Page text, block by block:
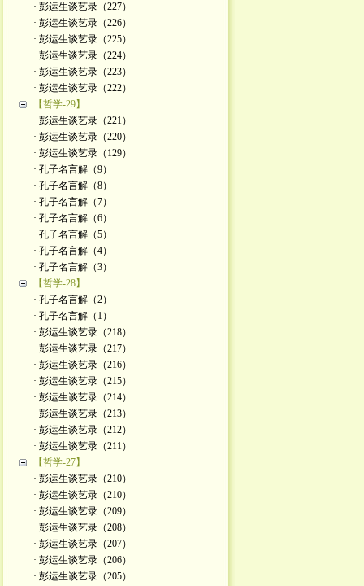
· 彭运生谈艺录（227）
· 彭运生谈艺录（226）
· 彭运生谈艺录（225）
· 彭运生谈艺录（224）
· 彭运生谈艺录（223）
· 彭运生谈艺录（222）
【哲学-29】
· 彭运生谈艺录（221）
· 彭运生谈艺录（220）
· 彭运生谈艺录（129）
· 孔子名言解（9）
· 孔子名言解（8）
· 孔子名言解（7）
· 孔子名言解（6）
· 孔子名言解（5）
· 孔子名言解（4）
· 孔子名言解（3）
【哲学-28】
· 孔子名言解（2）
· 孔子名言解（1）
· 彭运生谈艺录（218）
· 彭运生谈艺录（217）
· 彭运生谈艺录（216）
· 彭运生谈艺录（215）
· 彭运生谈艺录（214）
· 彭运生谈艺录（213）
· 彭运生谈艺录（212）
· 彭运生谈艺录（211）
【哲学-27】
· 彭运生谈艺录（210）
· 彭运生谈艺录（210）
· 彭运生谈艺录（209）
· 彭运生谈艺录（208）
· 彭运生谈艺录（207）
· 彭运生谈艺录（206）
· 彭运生谈艺录（205）